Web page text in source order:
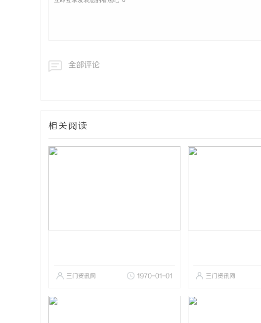
全部评论
相关阅读
三门资讯网 1970-01-01 三门资讯网